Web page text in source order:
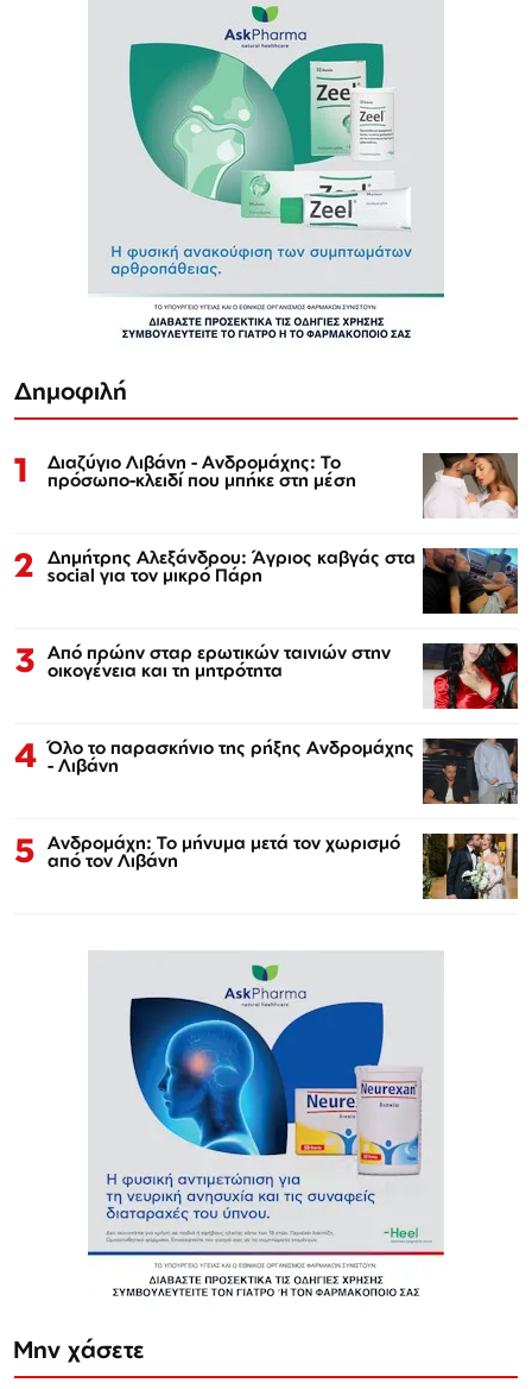
Δημοφιλή
1 Διαζύγιο Λιβάνη - Ανδρομάχης: Το
πρόσωπο-κλειδί που μπήκε στη μέση
2 Δημήτρης Αλεξάνδρου: Άγριος καβγάς στα
social για τον μικρό Πάρη
3 Από πρώην σταρ ερωτικών ταινιών στην
οικογένεια και τη μητρότητα
4 Όλο το παρασκήνιο της ρήξης Ανδρομάχης
- Λιβάνη
5 Ανδρομάχη: Το μήνυμα μετά τον χωρισμό
από τον Λιβάνη
Μην χάσετε